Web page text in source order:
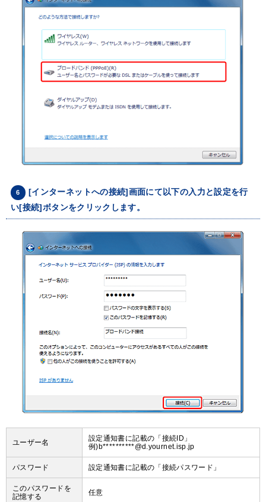
6
[インターネットへの接続]画面にて以下の入力と設定を行
い[接続]ボタンをクリックします。
ユーザー名
設定通知書に記載の「接続ID」
例)b**********@d.yournet.isp.jp
パスワード 設定通知書に記載の「接続パスワード」
このパスワードを
記憶する
任意